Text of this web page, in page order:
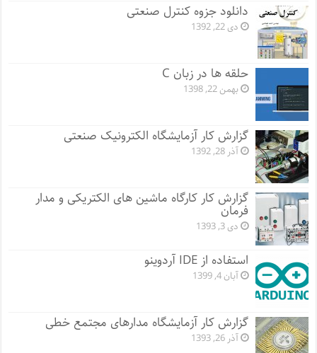
دانلود جزوه کنترل صنعتی
دی 22, 1392
حلقه ها در زبان C
بهمن 22, 1398
گزارش کار آزمایشگاه الکترونیک صنعتی
آذر 28, 1392
گزارش کار کارگاه ماشین های الکتریکی و مدار
فرمان
دی 3, 1393
استفاده از IDE آردوینو
آبان 4, 1399
گزارش کار آزمایشگاه مدارهای مجتمع خطی
آذر 26, 1393